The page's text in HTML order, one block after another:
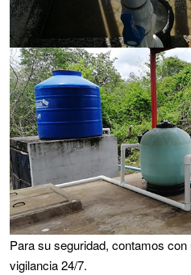
Para su seguridad, contamos
vigilancia 24/7.